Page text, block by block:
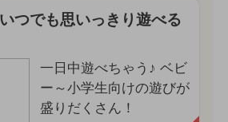
つでも思いっきり遊べる
一日中遊べちゃう♪ ベビ
ー～小学生向けの遊びが
盛りだくさん！